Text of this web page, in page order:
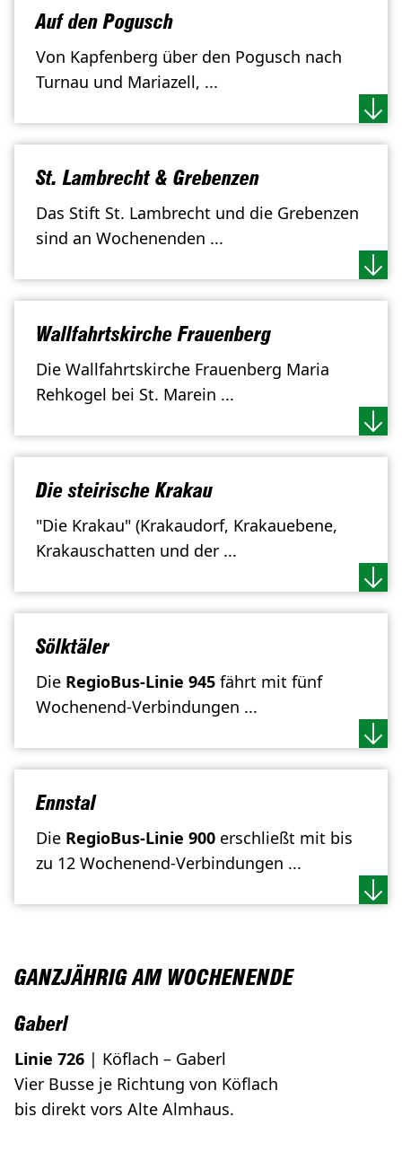
Auf den Pogusch
Von Kapfenberg über den Pogusch nach
Turnau und Mariazell, ...
St. Lambrecht & Grebenzen
Das Stift St. Lambrecht und die Grebenzen
sind an Wochenenden ...
Wallfahrtskirche Frauenberg
Die Wallfahrtskirche Frauenberg Maria
Rehkogel bei St. Marein ...
Die steirische Krakau
"Die Krakau" (Krakaudorf, Krakauebene,
Krakauschatten und der ...
Sölktäler
Die RegioBus-Linie 945 fährt mit fünf
Wochenend-Verbindungen ...
Ennstal
Die RegioBus-Linie 900 erschließt mit bis
zu 12 Wochenend-Verbindungen ...
GANZJÄHRIG AM WOCHENENDE
Gaberl
Linie 726 | Köflach – Gaberl
Vier Busse je Richtung von Köflach
bis direkt vors Alte Almhaus.